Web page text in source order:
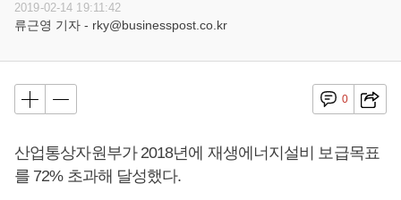
2019-02-14 19:11:42
류근영 기자 - rky@businesspost.co.kr
0
산업통상자원부가 2018년에 재생에너지설비 보급목표
를 72% 초과해 달성했다.